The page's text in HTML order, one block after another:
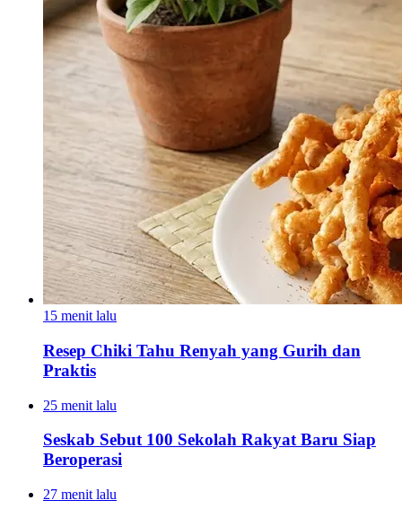
15 menit lalu
Resep Chiki Tahu Renyah yang Gurih dan
Praktis
25 menit lalu
Seskab Sebut 100 Sekolah Rakyat Baru Siap
Beroperasi
27 menit lalu